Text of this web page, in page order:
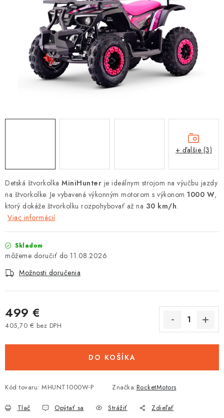
DARČEKY
NÁPLNE A KVAPALINY
NÁHRADNÉ DIELY
Bonusový systém
Nákup na splátky
Reklamácia a vrátenie tovaru
Obchodné podmienky
Ochrana osobných údajov
Detská štvorkolka MiniHunter je ideálnym strojom na výučbu jazdy
na štvorkolke. Je vybavená výkonným motorom s výkonom 1000 W,
ktorý dokáže štvorkolku rozpohybovať až na 30 km/h.
Viac informácií
Skladom
11.08.2026
Možnosti doručenia
499 €
405,70 € bez DPH
DO KOŠÍKA
Kód tovaru: MHUNT1000W-P Značka:RocketMotors
Tlač Opýtať sa Strážiť Zdieľať
+ ďalšie (3)